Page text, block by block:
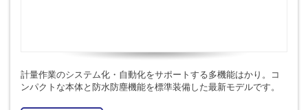
計量作業のシステム化・自動化をサポートする多機能はかり。コ
ンパクトな本体と防水防塵機能を標準装備した最新モデルです。